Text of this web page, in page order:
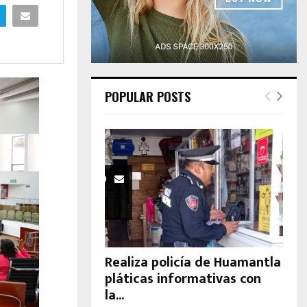
POPULAR POSTS
Realiza policía de Huamantla
pláticas informativas con
la...